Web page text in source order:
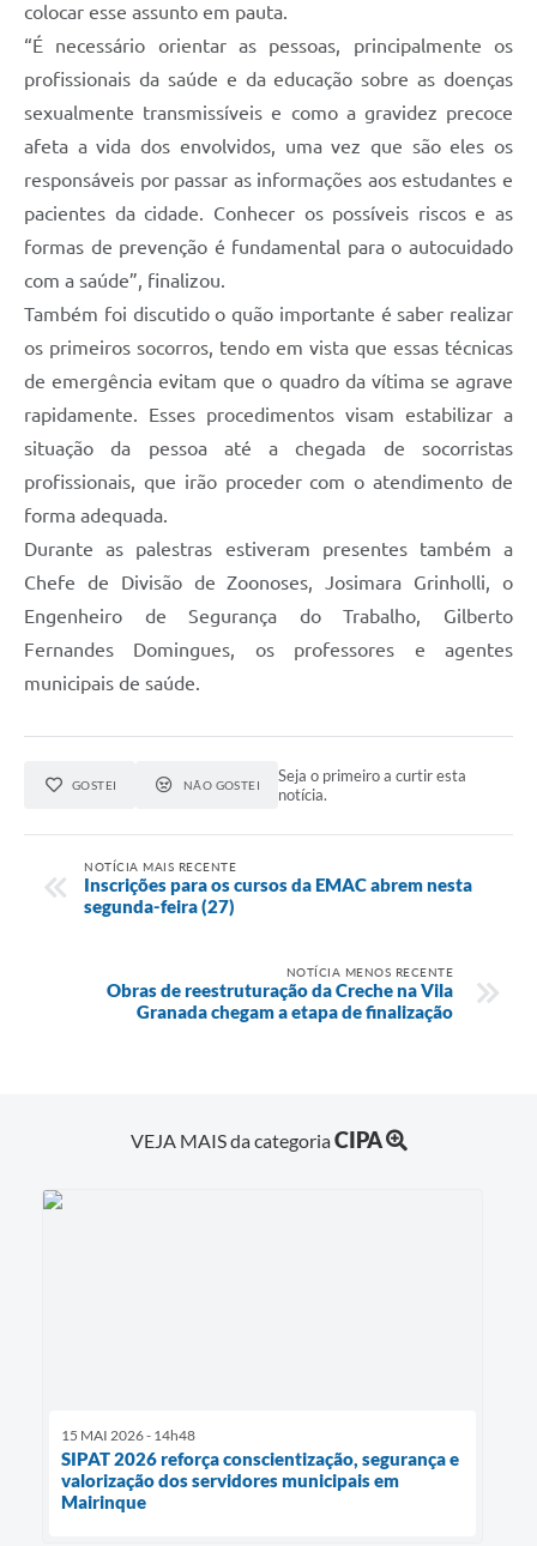
colocar esse assunto em pauta.
“É necessário orientar as pessoas, principalmente os
profissionais da saúde e da educação sobre as doenças
sexualmente transmissíveis e como a gravidez precoce
afeta a vida dos envolvidos, uma vez que são eles os
responsáveis por passar as informações aos estudantes e
pacientes da cidade. Conhecer os possíveis riscos e as
formas de prevenção é fundamental para o autocuidado
com a saúde”, finalizou.
Também foi discutido o quão importante é saber realizar
os primeiros socorros, tendo em vista que essas técnicas
de emergência evitam que o quadro da vítima se agrave
rapidamente. Esses procedimentos visam estabilizar a
situação da pessoa até a chegada de socorristas
profissionais, que irão proceder com o atendimento de
forma adequada.
Durante as palestras estiveram presentes também a
Chefe de Divisão de Zoonoses, Josimara Grinholli, o
Engenheiro de Segurança do Trabalho, Gilberto
Fernandes Domingues, os professores e agentes
municipais de saúde.
GOSTEI NÃO GOSTEI
Seja o primeiro a curtir esta
notícia.
NOTÍCIA MAIS RECENTE
Inscrições para os cursos da EMAC abrem nesta
segunda-feira (27)
NOTÍCIA MENOS RECENTE
Obras de reestruturação da Creche na Vila
Granada chegam a etapa de finalização
VEJA MAIS da categoriaCIPA
15 MAI 2026 - 14h48
SIPAT 2026 reforça conscientização, segurança e
valorização dos servidores municipais em
Mairinque